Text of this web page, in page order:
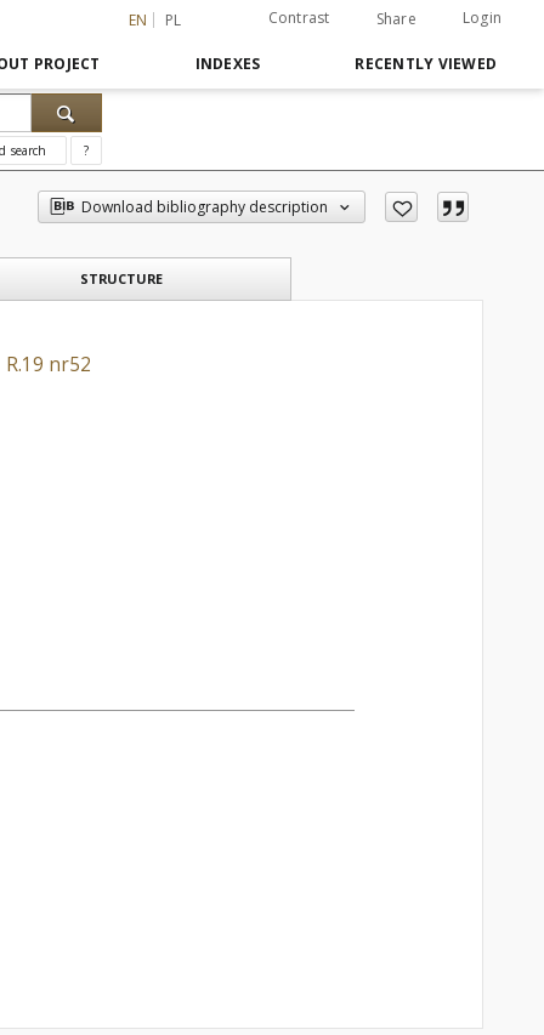
EN PL Contrast Share Login
PROJECT INDEXES RECENTLY VIEWED
search ?
Download bibliography description
STRUCTURE
nr52